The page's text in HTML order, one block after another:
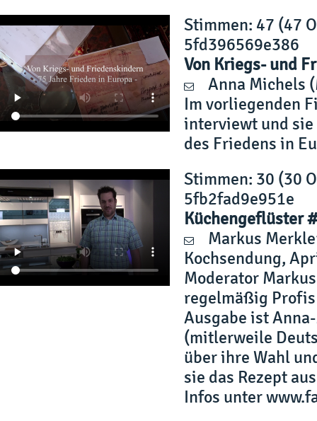
Stimmen: 47 (47
5fd396569e386
Von Kriegs- und
Anna Michels
Im vorliegenden
interviewt und
des Friedens in
Stimmen: 30 (30
5fb2fad9e951e
Küchengeflüster
Markus
Kochsendung,
Moderator
regelmäßig Profis
Ausgabe ist
(mitlerweile
über ihre Wahl
sie das Rezept
Infos unter